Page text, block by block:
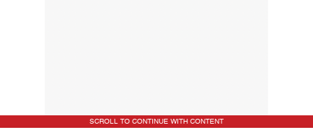
SCROLL TO CONTINUE WITH CONTENT